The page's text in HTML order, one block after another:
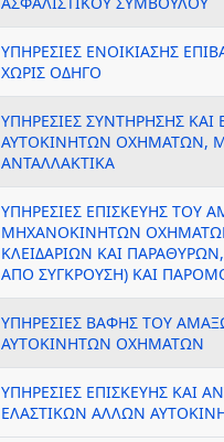
ΥΠΗΡΕΣΙΕΣ ΕΝΟΙΚΙΑΣΗΣ
ΧΩΡΙΣ ΟΔΗΓΟ
ΥΠΗΡΕΣΙΕΣ ΣΥΝΤΗΡΗΣΗΣ ΚΑΙ
ΑΥΤΟΚΙΝΗΤΩΝ ΟΧΗΜΑΤΩΝ,
ΑΝΤΑΛΛΑΚΤΙΚΑ
ΥΠΗΡΕΣΙΕΣ ΕΠΙΣΚΕΥΗΣ ΤΟΥ
ΜΗΧΑΝΟΚΙΝΗΤΩΝ
ΚΛΕΙΔΑΡΙΩΝ ΚΑΙ
ΑΠΟ ΣΥΓΚΡΟΥΣΗ) ΚΑΙ
ΥΠΗΡΕΣΙΕΣ ΒΑΦΗΣ ΤΟΥ
ΑΥΤΟΚΙΝΗΤΩΝ ΟΧΗΜΑΤΩΝ
ΥΠΗΡΕΣΙΕΣ ΕΠΙΣΚΕΥΗΣ ΚΑΙ
ΕΛΑΣΤΙΚΩΝ ΑΛΛΩΝ